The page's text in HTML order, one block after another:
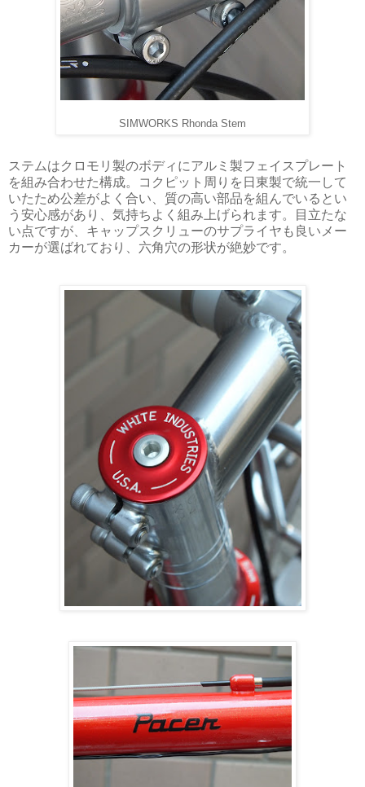
SIMWORKS Rhonda Stem
ステムはクロモリ製のボディにアルミ製フェイスプレート
を組み合わせた構成。コクピット周りを日東製で統一して
いたため公差がよく合い、質の高い部品を組んでいるとい
う安心感があり、気持ちよく組み上げられます。目立たな
い点ですが、キャップスクリューのサプライヤも良いメー
カーが選ばれており、六角穴の形状が絶妙です。